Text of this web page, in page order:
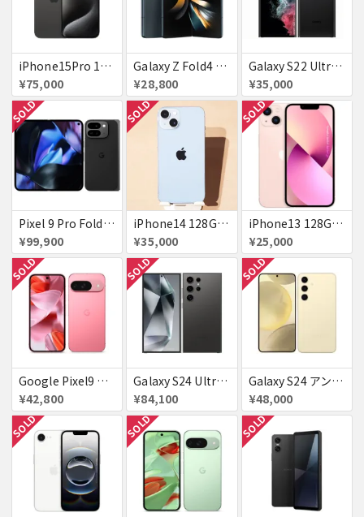
iPhone15Pro 128GB ブラックチタニウム au
¥75,000
Galaxy Z Fold4 SCG16 au グレイグリーン 送料無料
¥28,800
Galaxy S22 Ultra SCG14 ファントムブラック au 送料無料
¥35,000
SOLD
Pixel 9 Pro Fold 256GB Obsidian docomo 送料無料
¥99,900
SOLD
iPhone14 128GB Blue au 送料無料
¥35,000
SOLD
iPhone13 128GB ピンク docomo 送料無料
¥25,000
SOLD
Google Pixel9 Peony 128GB / 12GB SoftBank SIMフリー 送料無料
¥42,800
SOLD
Galaxy S24 Ultra SCG26 256GB au チタニウムブラック 送料無料
¥84,100
SOLD
Galaxy S24 アンバー イエロー 256GB 送料無料
¥48,000
SOLD SOLD SOLD